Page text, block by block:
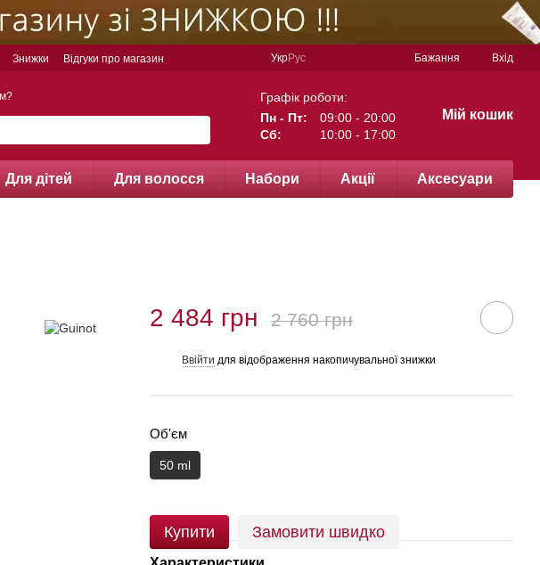
Знижки Відгуки про магазин УкрРус Бажання Вхід
Графік роботи:
Пн - Пт:
09:00 - 20:00
Сб:
10:00 - 17:00
Мій кошик
Для дітей Для волосся Набори Акції Аксесуари
2 484 грн 2 760 грн
Ввійти для відображення накопичувальної знижки
Об'єм
50 ml
Купити Замовити швидко